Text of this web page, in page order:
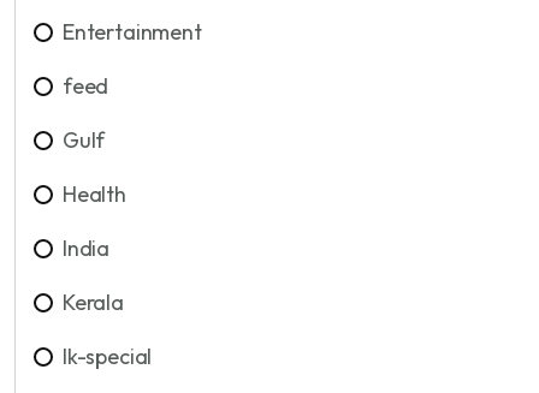
Entertainment
feed
Gulf
Health
India
Kerala
lk-special